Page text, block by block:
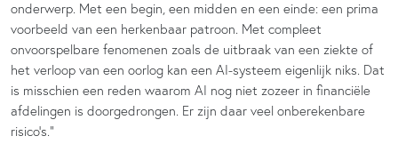
onderwerp. Met een begin, een midden en een einde: een prima
voorbeeld van een herkenbaar patroon. Met compleet
onvoorspelbare fenomenen zoals de uitbraak van een ziekte of
het verloop van een oorlog kan een AI-systeem eigenlijk niks. Dat
is misschien een reden waarom AI nog niet zozeer in financiële
afdelingen is doorgedrongen. Er zijn daar veel onberekenbare
risico’s.”